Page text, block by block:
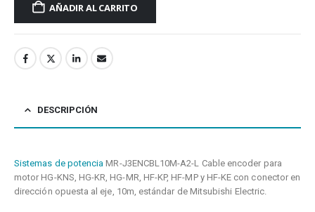
AÑADIR AL CARRITO
DESCRIPCIÓN
Sistemas de potencia MR-J3ENCBL10M-A2-L Cable encoder para
motor HG-KNS, HG-KR, HG-MR, HF-KP, HF-MP y HF-KE con conector en
dirección opuesta al eje, 10m, estándar de Mitsubishi Electric.